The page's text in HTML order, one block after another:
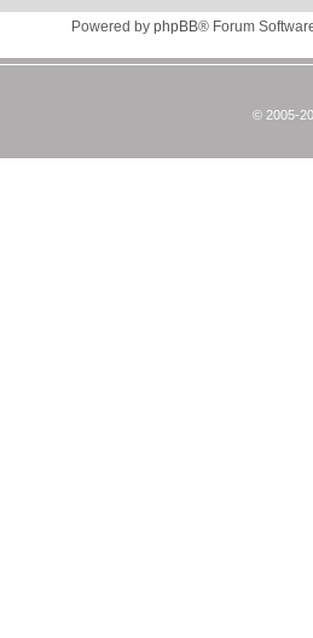
Powered by phpBB® Forum
© 2005-